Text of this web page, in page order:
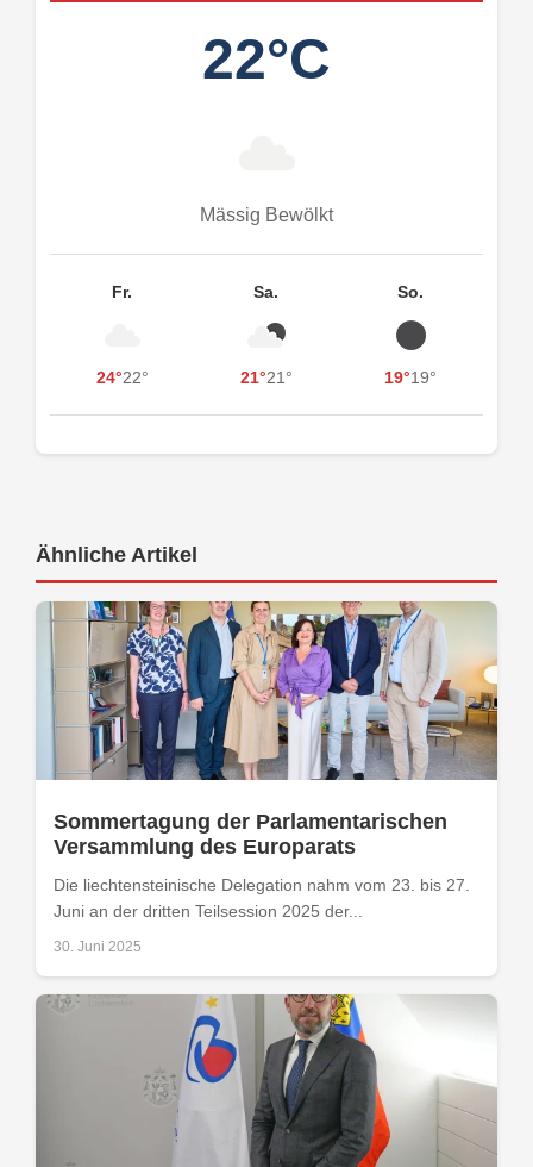
22°C
Mässig Bewölkt
Fr.
24°22°
Sa.
21°21°
So.
19°19°
Ähnliche Artikel
Sommertagung der Parlamentarischen
Versammlung des Europarats
Die liechtensteinische Delegation nahm vom 23. bis 27.
Juni an der dritten Teilsession 2025 der...
30. Juni 2025